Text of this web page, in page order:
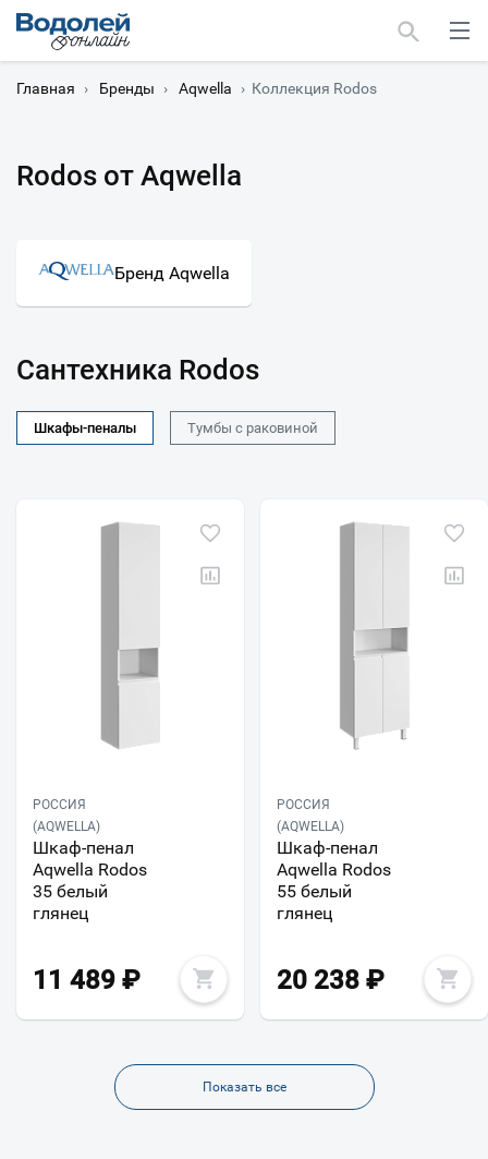
Главная › Бренды › Aqwella › Коллекция Rodos
Rodos от Aqwella
Бренд Aqwella
Сантехника Rodos
Шкафы-пеналы Тумбы с раковиной
РОССИЯ
(AQWELLA)
Шкаф-пенал
Aqwella Rodos
35 белый
глянец
11 489 ₽
РОССИЯ
(AQWELLA)
Шкаф-пенал
Aqwella Rodos
55 белый
глянец
20 238 ₽
Показать все